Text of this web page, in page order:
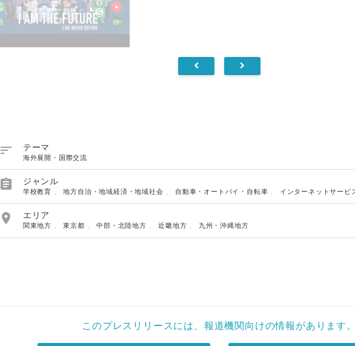
 テーマ
海外展開・国際交流
 ジャンル
学校教育 、地方自治・地域経済・地域社会 自動車・オートバイ・自転車 インターネットサービ
 エリア
関東地方 、東京都 、中部・北陸地方 、近畿地方 九州・沖縄地方
このプレスリリースには、報道機関向けの情報があります